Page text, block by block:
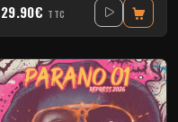
29.90€ TTC